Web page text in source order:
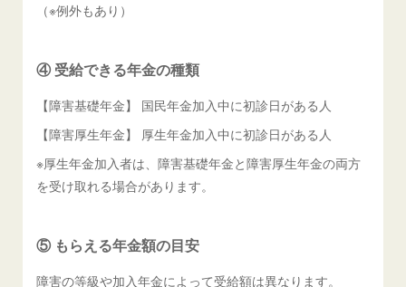
（※例外もあり）
④ 受給できる年金の種類
【障害基礎年金】 国民年金加入中に初診日がある人
【障害厚生年金】 厚生年金加入中に初診日がある人
※厚生年金加入者は、障害基礎年金と障害厚生年金の両方
を受け取れる場合があります。
⑤ もらえる年金額の目安
障害の等級や加入年金によって受給額は異なります。